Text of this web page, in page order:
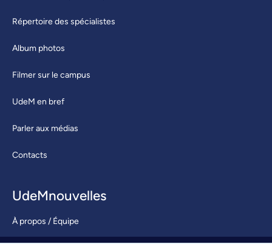
Répertoire des spécialistes
Album photos
Filmer sur le campus
UdeM en bref
Parler aux médias
Contacts
UdeMnouvelles
À propos / Équipe